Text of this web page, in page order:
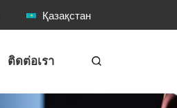
Қазақстан
ติดต่อเรา